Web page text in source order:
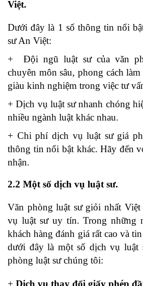
Việt.
Dưới đây là 1 số thông tin nổi
sư An Việt:
+ Đội ngũ luật sư của văn
chuyên môn sâu, phong cách
giàu kinh nghiệm trong việc tư
+ Dịch vụ luật sư nhanh chóng
nhiều ngành luật khác nhau.
+ Chi phí dịch vụ luật sư giá
thông tin nổi bật khác. Hãy đến
nhận.
2.2 Một số dịch vụ luật sư.
Văn phòng luật sư giỏi nhất
vụ luật sư uy tín. Trong những
khách hàng đánh giá rất cao và
dưới đây là một số dịch vụ luật
phòng luật sư chúng tôi:
+ Dịch vụ thay đổi giấy phép